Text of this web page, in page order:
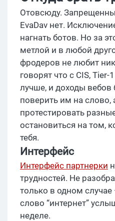
Отовсюду.
EvaDav нет.
нагнать ботов. Но за
метлой и в любой
фродеров не любит
говорят что с CIS,
лучше, и доходы
поверить им на
протестировать
остановиться на том,
тебя.
Интерфейс
Интерфейс партнерки
трудностей. Не
только в одном случае
слово “интернет”
неделе.